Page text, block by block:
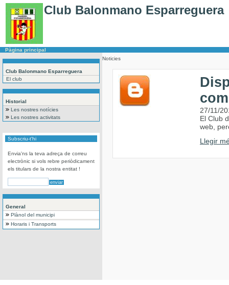
Club Balonmano Esparreguera
Pàgina principal
Club Balonmano Esparreguera
El club
Historial
Les nostres notícies
Les nostres activitats
Subscriu-t'hi
Envia'ns la teva adreça de correu
electrònic si vols rebre periòdicament
els titulars de la nostra entitat !
General
Plànol del municipi
Horaris i Transports
Noticies
27/11/
El Club
web,
Llegir